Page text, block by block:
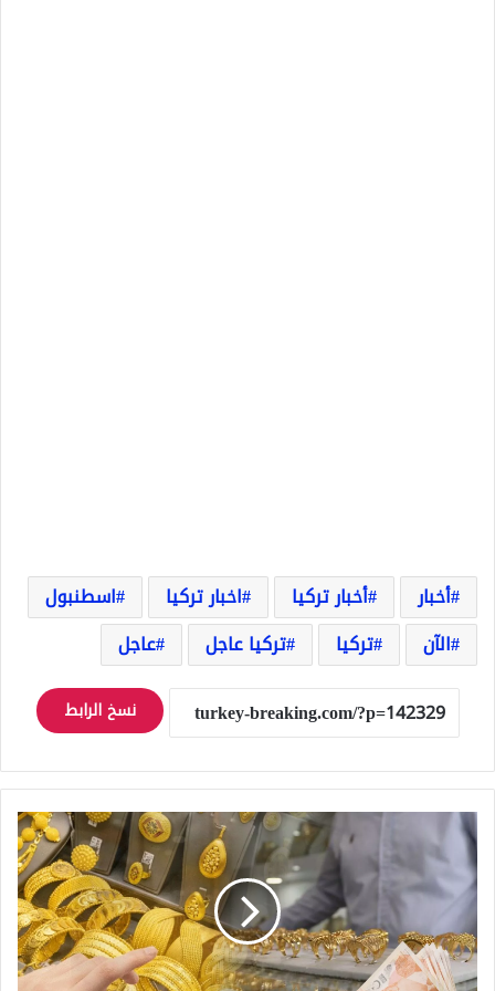
أخبار أخبار تركيا اخبار تركيا
اسطنبول
الآن
تركيا تركيا عاجل عاجل
نسخ الرابط
ارتفاع
أسعار
الذهب
في
تركيا
عيار
24
و